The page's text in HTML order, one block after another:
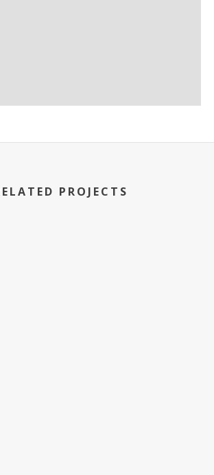
PROJECTS